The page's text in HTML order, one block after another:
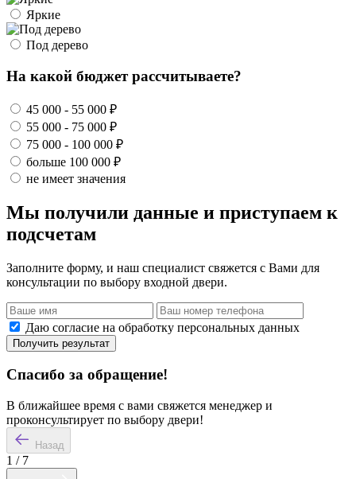
Яркие
Под дерево
На какой бюджет рассчитываете?
45 000 - 55 000 ₽
55 000 - 75 000 ₽
75 000 - 100 000 ₽
больше 100 000 ₽
не имеет значения
Мы получили данные и приступаем к
подсчетам
Заполните форму, и наш специалист свяжется с Вами для
консультации по выбору входной двери.
Даю согласие на обработку персональных данных
Получить результат
Спасибо за обращение!
В ближайшее время с вами свяжется менеджер и
проконсультирует по выбору двери!
Назад
1 / 7